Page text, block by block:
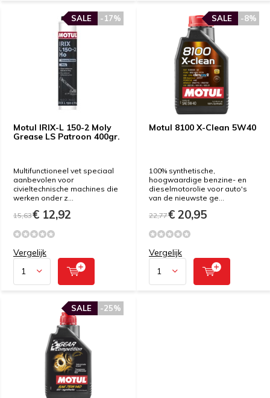
Motul IRIX-L 150-2 Moly
Grease LS Patroon 400gr.
-17%
SALE
Multifunctioneel vet speciaal
aanbevolen voor
civieltechnische machines die
werken onder z...
15,63€ 12,92
Vergelijk
Motul 8100 X-Clean 5W40
-8%
SALE
100% synthetische,
hoogwaardige benzine- en
dieselmotorolie voor auto's
van de nieuwste ge...
22,77€ 20,95
Vergelijk
-25%
SALE